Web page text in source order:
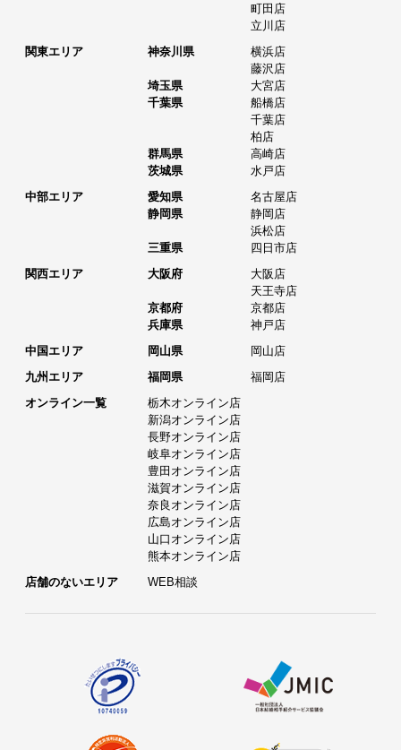
町田店
立川店
関東エリア
神奈川県
横浜店
藤沢店
埼玉県
大宮店
千葉県
船橋店
千葉店
柏店
群馬県
高崎店
茨城県
水戸店
中部エリア
愛知県
名古屋店
静岡県
静岡店
浜松店
三重県
四日市店
関西エリア
大阪府
大阪店
天王寺店
京都府
京都店
兵庫県
神戸店
中国エリア
岡山県
岡山店
九州エリア
福岡県
福岡店
オンライン一覧
栃木オンライン店
新潟オンライン店
長野オンライン店
岐阜オンライン店
豊田オンライン店
滋賀オンライン店
奈良オンライン店
広島オンライン店
山口オンライン店
熊本オンライン店
店舗のないエリア
WEB相談